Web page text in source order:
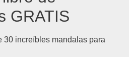
GRATIS
30 increíbles mandalas para